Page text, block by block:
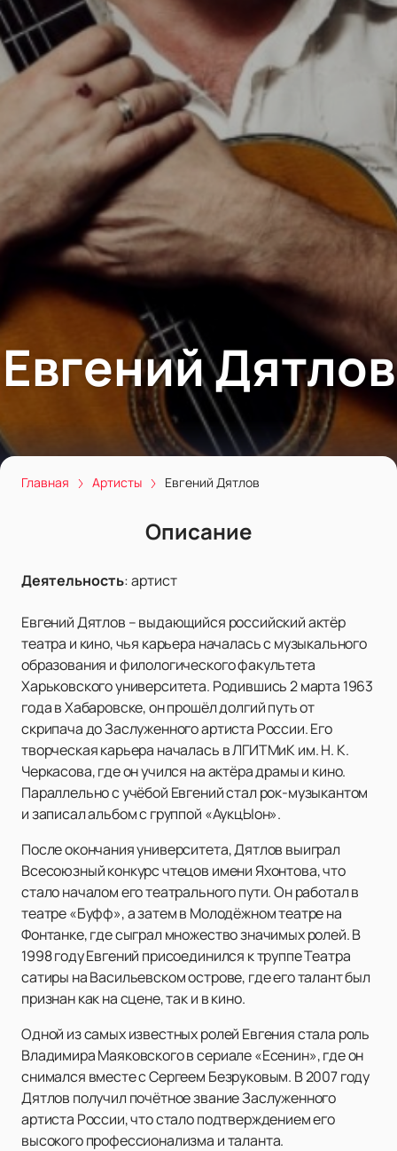
Евгений Дятлов
Главная Артисты Евгений Дятлов
Описание
Деятельность:артист
Евгений Дятлов – выдающийся российский актёр
театра и кино, чья карьера началась с музыкального
образования и филологического факультета
Харьковского университета. Родившись 2 марта 1963
года в Хабаровске, он прошёл долгий путь от
скрипача до Заслуженного артиста России. Его
творческая карьера началась в ЛГИТМиК им. Н. К.
Черкасова, где он учился на актёра драмы и кино.
Параллельно с учёбой Евгений стал рок-музыкантом
и записал альбом с группой «АукцЫон».
После окончания университета, Дятлов выиграл
Всесоюзный конкурс чтецов имени Яхонтова, что
стало началом его театрального пути. Он работал в
театре «Буфф», а затем в Молодёжном театре на
Фонтанке, где сыграл множество значимых ролей. В
1998 году Евгений присоединился к труппе Театра
сатиры на Васильевском острове, где его талант был
признан как на сцене, так и в кино.
Одной из самых известных ролей Евгения стала роль
Владимира Маяковского в сериале «Есенин», где он
снимался вместе с Сергеем Безруковым. В 2007 году
Дятлов получил почётное звание Заслуженного
артиста России, что стало подтверждением его
высокого профессионализма и таланта.